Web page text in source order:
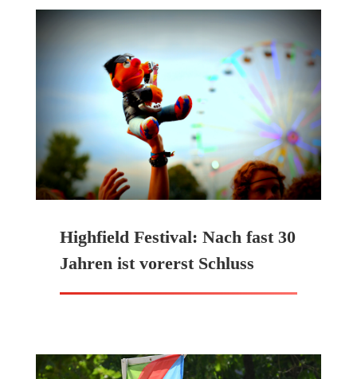
Highfield Festival: Nach fast 30
Jahren ist vorerst Schluss